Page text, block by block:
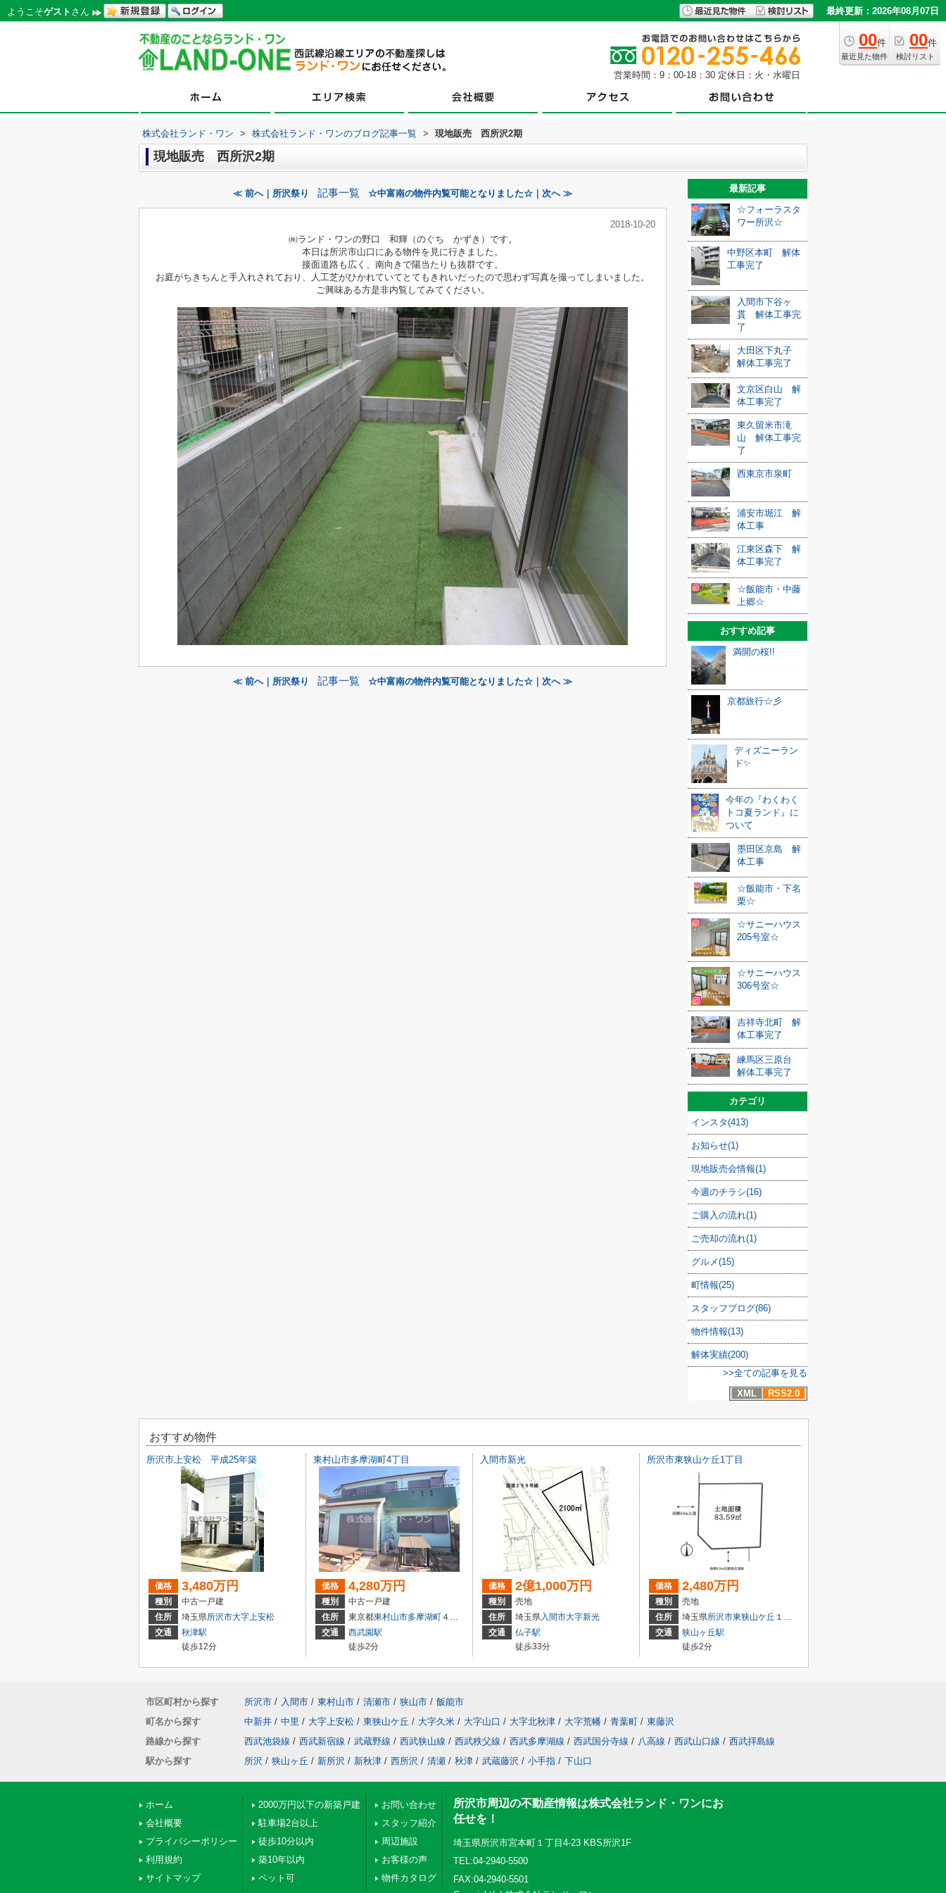
ようこそゲスト さん 最終更新：2026年08月07日
00件
最近見た物件
00件
検討リスト
営業時間：9：00-18：30 定休日：火・水曜日
株式会社ランド・ワン > 株式会社ランド・ワンのブログ記事一覧 > 現地販売 西所沢2期
現地販売 西所沢2期
≪ 前へ｜所沢祭り 記事一覧 ☆中富南の物件内覧可能となりました☆｜次へ ≫
2018-10-20
㈱ランド・ワンの野口 和輝（のぐち かずき）です。
本日は所沢市山口にある物件を見に行きました。
接面道路も広く、南向きで陽当たりも抜群です。
お庭がちきちんと手入れされており、人工芝がひかれていてとてもきれいだったので思わず写真を撮ってしまいました。
ご興味ある方是非内覧してみてください。
≪ 前へ｜所沢祭り 記事一覧 ☆中富南の物件内覧可能となりました☆｜次へ ≫
最新記事
☆フォーラスタ
ワー所沢☆
中野区本町 解体
工事完了
入間市下谷ヶ
貫 解体工事完
了
大田区下丸子
解体工事完了
文京区白山 解
体工事完了
東久留米市滝
山 解体工事完
了
西東京市泉町
浦安市堀江 解
体工事
江東区森下 解
体工事完了
☆飯能市・中藤
上郷☆
おすすめ記事
満開の桜!!
京都旅行☆彡
ディズニーラン
ド✨
今年の『わくわく
トコ夏ランド』に
ついて
墨田区京島 解
体工事
☆飯能市・下名
栗☆
☆サニーハウス
205号室☆
☆サニーハウス
306号室☆
吉祥寺北町 解
体工事完了
練馬区三原台
解体工事完了
カテゴリ
インスタ(413)
お知らせ(1)
現地販売会情報(1)
今週のチラシ(16)
ご購入の流れ(1)
ご売却の流れ(1)
グルメ(15)
町情報(25)
スタッフブログ(86)
物件情報(13)
解体実績(200)
>>全ての記事を見る
XML
RSS2.0
おすすめ物件
所沢市上安松 平成25年築
価格 3,480万円
種別
中古一戸建
住所
埼玉県所沢市大字上安松
交通
秋津駅
徒歩12分
東村山市多摩湖町4丁目
価格 4,280万円
種別
中古一戸建
住所
東京都東村山市多摩湖町４丁目
交通
西武園駅
徒歩2分
入間市新光
価格 2億1,000万円
種別
売地
住所
埼玉県入間市大字新光
交通
仏子駅
徒歩33分
所沢市東狭山ケ丘1丁目
価格 2,480万円
種別
売地
住所
埼玉県所沢市東狭山ケ丘 １丁目
交通
狭山ヶ丘駅
徒歩2分
市区町村から探す 所沢市 / 入間市 / 東村山市 / 清瀬市 / 狭山市 / 飯能市
町名から探す
中新井 / 中里 / 大字上安松 / 東狭山ケ丘 / 大字久米 / 大字山口 / 大字北秋津 / 大字荒幡 / 青葉町 / 東藤沢
路線から探す
西武池袋線 / 西武新宿線 / 武蔵野線 / 西武狭山線 / 西武秩父線 / 西武多摩湖線 / 西武国分寺線 / 八高線 / 西武山口線 / 西武拝島線
駅から探す
所沢 / 狭山ヶ丘 / 新所沢 / 新秋津 / 西所沢 / 清瀬 / 秋津 / 武蔵藤沢 / 小手指 / 下山口
ホーム
会社概要
プライバシーポリシー
利用規約
サイトマップ
2000万円以下の新築戸建
駐車場2台以上
徒歩10分以内
築10年以内
ペット可
お問い合わせ
スタッフ紹介
周辺施設
お客様の声
物件カタログ
所沢市周辺の不動産情報は株式会社ランド・ワンにお
任せを！
埼玉県所沢市宮本町１丁目4-23 KBS所沢1F
TEL:04-2940-5500
FAX:04-2940-5501